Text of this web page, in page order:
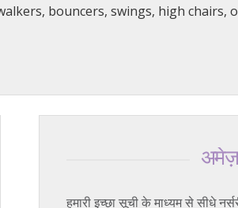
bouncers, swings, high chairs,
हमारी इच्छा सूची के माध्यम से सीधे